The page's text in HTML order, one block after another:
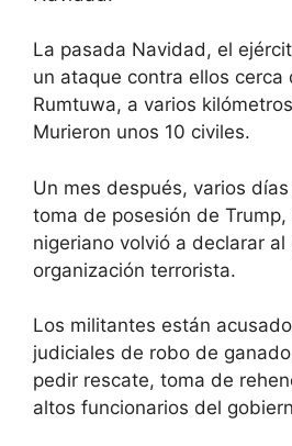
La pasada Navidad, el
un ataque contra ellos cerca
Rumtuwa, a varios
Murieron unos 10 civiles.
Un mes después, varios
toma de posesión de
nigeriano volvió a declarar al
organización terrorista.
Los militantes están
judiciales de robo de
pedir rescate, toma de
altos funcionarios del